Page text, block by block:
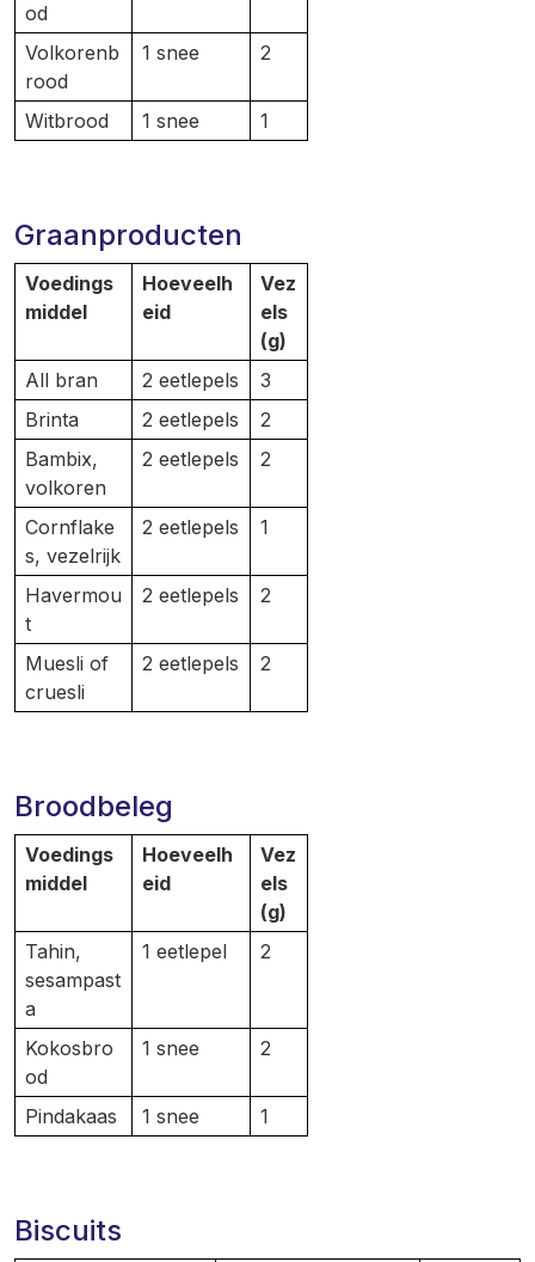
od
Volkorenb
rood
1 snee 2
Witbrood 1 snee 1
Graanproducten
Voedings
middel
Hoeveelh
eid
Vez
els
(g)
All bran
2 eetlepels
3
Brinta
2 eetlepels
2
Bambix,
volkoren
2 eetlepels 2
Cornflake
s, vezelrijk
2 eetlepels 1
Havermou
t
2 eetlepels 2
Muesli of
cruesli
2 eetlepels 2
Broodbeleg
Voedings
middel
Hoeveelh
eid
Vez
els
(g)
Tahin,
sesampast
a
1 eetlepel 2
Kokosbro
od
1 snee 2
Pindakaas 1 snee 1
Biscuits